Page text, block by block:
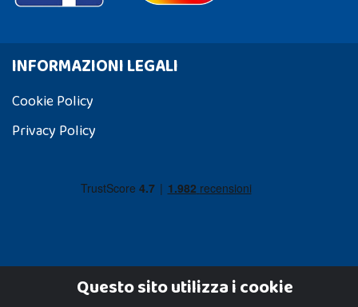
INFORMAZIONI LEGALI
Cookie Policy
Privacy Policy
Questo sito utilizza i cookie